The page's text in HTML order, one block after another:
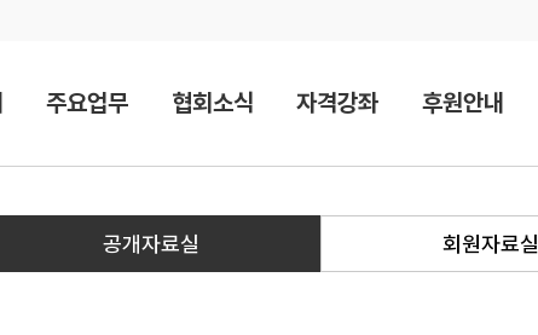
주요업무 협회소식 자격강좌 후원안내
공개자료실 회원자료실